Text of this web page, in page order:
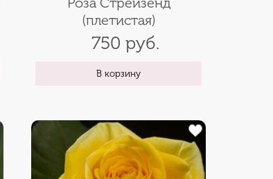
(плетистая)
750 руб.
В корзину